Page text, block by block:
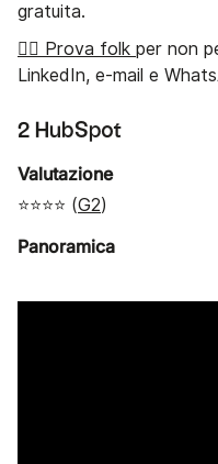
gratuita.
👉🏼 Prova folk per non
LinkedIn, e-mail e
2 HubSpot
Valutazione
⭐⭐⭐⭐ (G2)
Panoramica